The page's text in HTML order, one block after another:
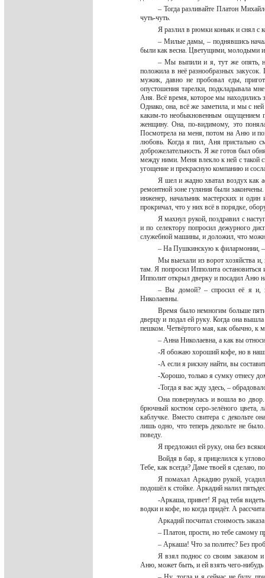
– Тогда разливайте Платон
чуть-чуть.
Я разлил в рюмки коньяк и снял с
– Милые дамы, – поднявшись
были как весна. Цветущими, молодыми
– Мы выпили и я, тут же опять,
положила в неё разнообразных
мужик, давно не пробовал еды,
опустошения тарелки, подкладывала
Аня. Всё время, которое мы находились
Однако, она, всё же заметила, и мы с ней
каким-то необыкновенным ощущением
женщину. Она, по-видимому, это
Посмотрела на меня, потом на Аню и
любовь. Когда я пил, Аня пристально
доброжелательность. Я же готов был
между ними. Меня влекло к ней с такой
угощение и прекрасную компанию и
Я шел и жадно хватал воздух как
ремонтной зоне гуляния были
инженер, начальник мастерских и
прокричал, что у них всё в порядке,
Я махнул рукой, поздравил с
и по селектору попросил дежурного
служебной машины, и доложил, что
– На Пушкинскую к филармонии, –
Мы выехали из ворот хозяйства
там. Я попросил Ипполита
Ипполит открыл дверку и посадил Аню
– Вы домой? – спросил её я и,
Николаевны.
Время было немногим больше
дверцу и подал ей руку. Когда она
пешком. Четвёртого мая, как обычно, к
– Анна Николаевна, а как вы
-Я обожаю хороший кофе, но в
-А если я рискну найти, вы
-Хорошо, только я сумку отнесу
-Тогда я вас жду здесь, –
Она повернулась и вошла во
брючный костюм серо-зелёного
каблучке. Вместо свитера с декольте
лишь одно, что теперь декольте не
поведу.
Я предложил ей руку, она без
Войдя в бар, я прицелился к
Тебе, как всегда? Даме твоей я сделаю,
Я помахал Аркадию рукой,
подошёл к стойке. Аркадий налил
-Аркаша, привет! Я рад тебя
водки и кофе, но когда придёт. А
Аркадий посчитал стоимость
– Платон, прости, но тебе самому
– Аркаша! Что за политес? Без
Я взял поднос со своим заказом и
Аню, может быть, и ей взять чего-нибудь